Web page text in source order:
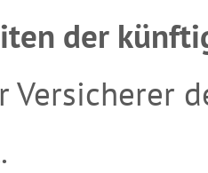
der
Versicherer